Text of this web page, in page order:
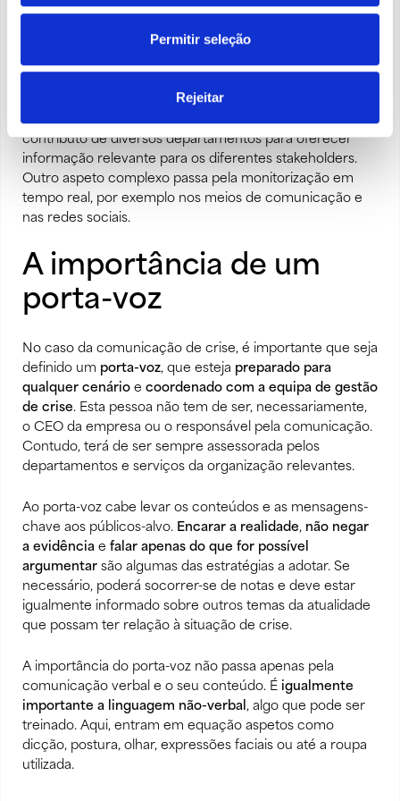
Permitir seleção
Rejeitar
pode levar à escalada da situação, causar confusão,
A multiplicidade do potencial impacto de uma situação
de crise implica o
contributo de diversos departamentospara oferecer
informação relevante para os diferentes stakeholders.
Outro aspeto complexo passa pela monitorização em
tempo real, por exemplo nos meios de comunicação e
nas redes sociais.
A importância de um
porta-voz
No caso da comunicação de crise, é importante que seja
definido um porta-voz, que esteja preparado para
qualquer cenário e coordenado com a equipa de gestão
de crise. Esta pessoa não tem de ser, necessariamente,
o CEO da empresa ou o responsável pela comunicação.
Contudo, terá de ser sempre assessorada pelos
departamentos e serviços da organização relevantes.
Ao porta-voz cabe levar os conteúdos e as mensagens-
chave aos públicos-alvo. Encarar a realidade, não negar
a evidência e falar apenas do que for possível
argumentar são algumas das estratégias a adotar. Se
necessário, poderá socorrer-se de notas e deve estar
igualmente informado sobre outros temas da atualidade
que possam ter relação à situação de crise.
A importância do porta-voz não passa apenas pela
comunicação verbal e o seu conteúdo. É igualmente
importante a linguagem não-verbal , algo que pode ser
treinado. Aqui, entram em equação aspetos como
dicção, postura, olhar, expressões faciais ou até a roupa
utilizada.